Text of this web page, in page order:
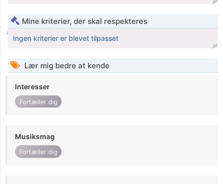
Mine kriterier, der skal respekteres
Ingen kriterier er blevet tilpasset
Lær mig bedre at kende
Interesser
Fortæller dig
Musiksmag
Fortæller dig